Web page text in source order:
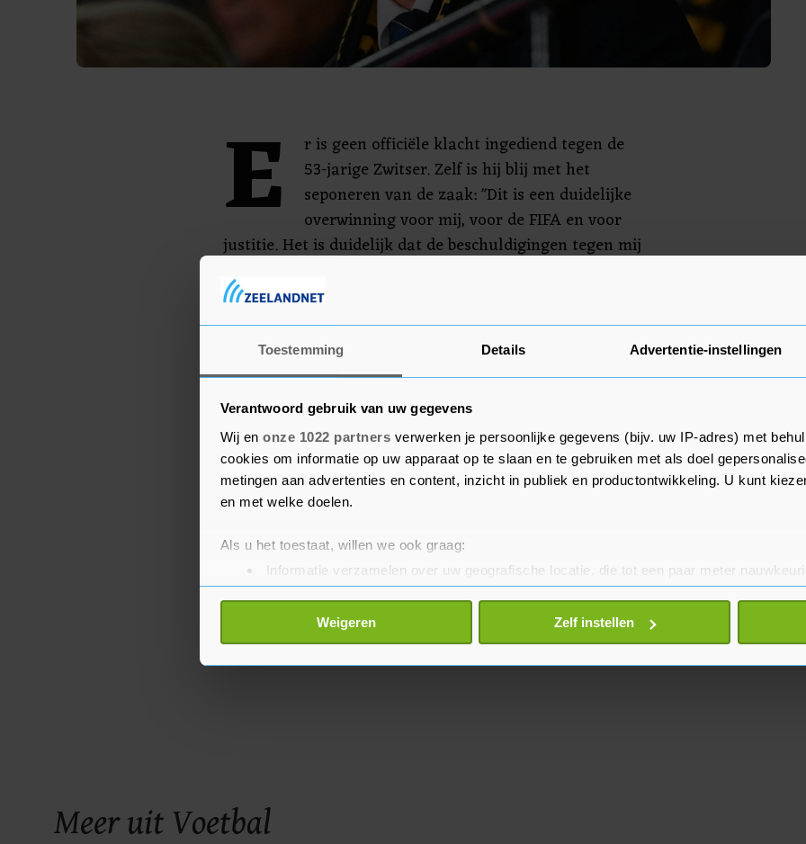
Toestemming Details Advertentie-instellingen
Verantwoord gebruik van uw gegevens
Wij en onze 1022 partners verwerken je persoonlijke gegevens (bijv. uw IP-adres) met
cookies om informatie op uw apparaat op te slaan en te gebruiken met als doel
metingen aan advertenties en content, inzicht in publiek en productontwikkeling. U kunt
en met welke doelen.
Als u het toestaat, willen we ook graag:
Informatie verzamelen over uw geografische locatie, die tot een paar meter
Uw apparaat identificeren door het actief te scannen op specifieke eigenschappen
Lees meer over hoe uw persoonlijke gegevens worden verwerkt en stel uw voorkeuren in het
toestemming op elk moment wijzigen of intrekken in de Cookieverklaring.
Weigeren Zelf instellen
E
r is geen officiële klacht ingediend tegen de
53-jarige Zwitser. Zelf is hij blij met het
seponeren van de zaak: "Dit is een duidelijke
overwinning voor mij, voor de FIFA en voor
justitie. Het is duidelijk dat de beschuldigingen tegen mij
aldus de voorzitter van de wereldvoetbalbond.
Infantino is sinds 2016 voorzitter van de FIFA. Hij volgde
Sepp Blatter op.
Meer uit Voetbal